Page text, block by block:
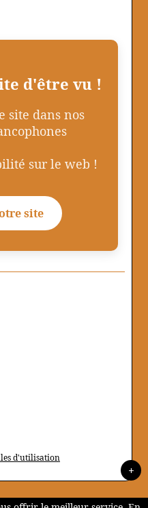
d'être vu !
site dans nos
sur le web !
site
d'utilisation
+